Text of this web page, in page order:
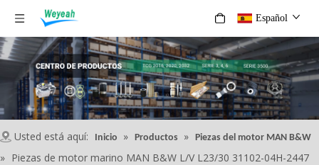
Español
Usted está aquí: Inicio » Productos » Piezas del motor MAN B&W
» Piezas de motor marino MAN B&W L/V L23/30 31102-04H-2447